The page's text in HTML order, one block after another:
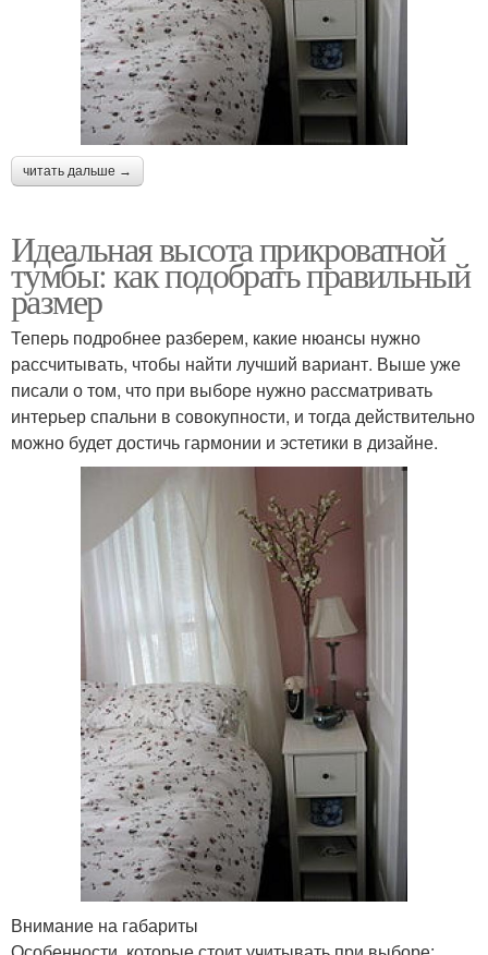
читать дальше →
Идеальная высота прикроватной
тумбы: как подобрать правильный
размер
Теперь подробнее разберем, какие нюансы нужно
рассчитывать, чтобы найти лучший вариант. Выше уже
писали о том, что при выборе нужно рассматривать
интерьер спальни в совокупности, и тогда действительно
можно будет достичь гармонии и эстетики в дизайне.
Внимание на габариты